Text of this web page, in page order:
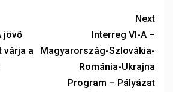
jövő
várja a
Next
Interreg VI-A –
Magyarország-Szlovákia-
Románia-Ukrajna
Program – Pályázat